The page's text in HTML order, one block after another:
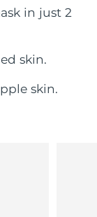
in just 2
skin.
skin.
10/08/2026
12/08/2026
дата доставки
13/08/2026
доставки